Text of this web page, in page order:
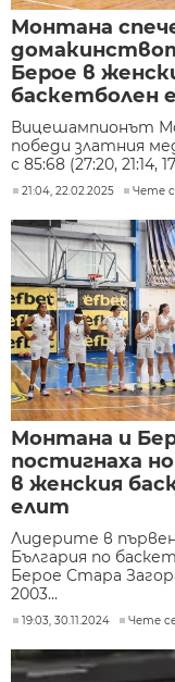
Монтана
Берое в
баскетболен
Вицешампионът
победи златния
с 85:68 (27:20, 21:14,
21:04, 22.02.2025 Чете
Монтана и
постигнаха
в женския
елит
Лидерите в
България по
Берое Стара
2003...
19:03, 30.11.2024 Чете се